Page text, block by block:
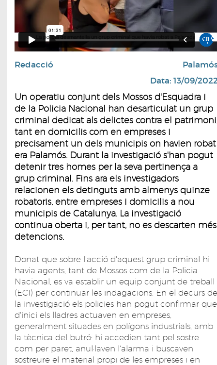
Redacció
Data: 13/09/
Un operatiu conjunt dels Mossos d'Esquadra i
de la Policia Nacional han desarticulat un grup
criminal dedicat als delictes contra el
tant en domicilis com en empreses i
precisament un dels municipis on havien robat
era Palamós. Durant la investigació s'han pogut
detenir tres homes per la seva pertinença a
grup criminal. Fins ara els investigadors
relacionen els detinguts amb almenys quinze
robatoris, entre empreses i domicilis a nou
municipis de Catalunya. La investigació
continua oberta i, per tant, no es descarten més
detencions.
Donat que sobre l'acció d'aquest grup criminal hi
havia agents, tant de Mossos com de la Policia
Nacional, es va establir un equip conjunt de treball
(ECI) per continuar les indagacions. En el decurs de
la investigació els policies han pogut confirmar que
d'inici els lladres actuaven en empreses,
generalment situades en polígons industrials, amb
la tècnica del butró: hi accedien tant pel sostre
com per paret, anul·laven l'alarma i buscaven
sostreure el material propi de les empreses i en